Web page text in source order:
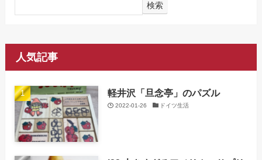
検索
人気記事
軽井沢「旦念亭」のパズル
2022-01-26 ドイツ生活